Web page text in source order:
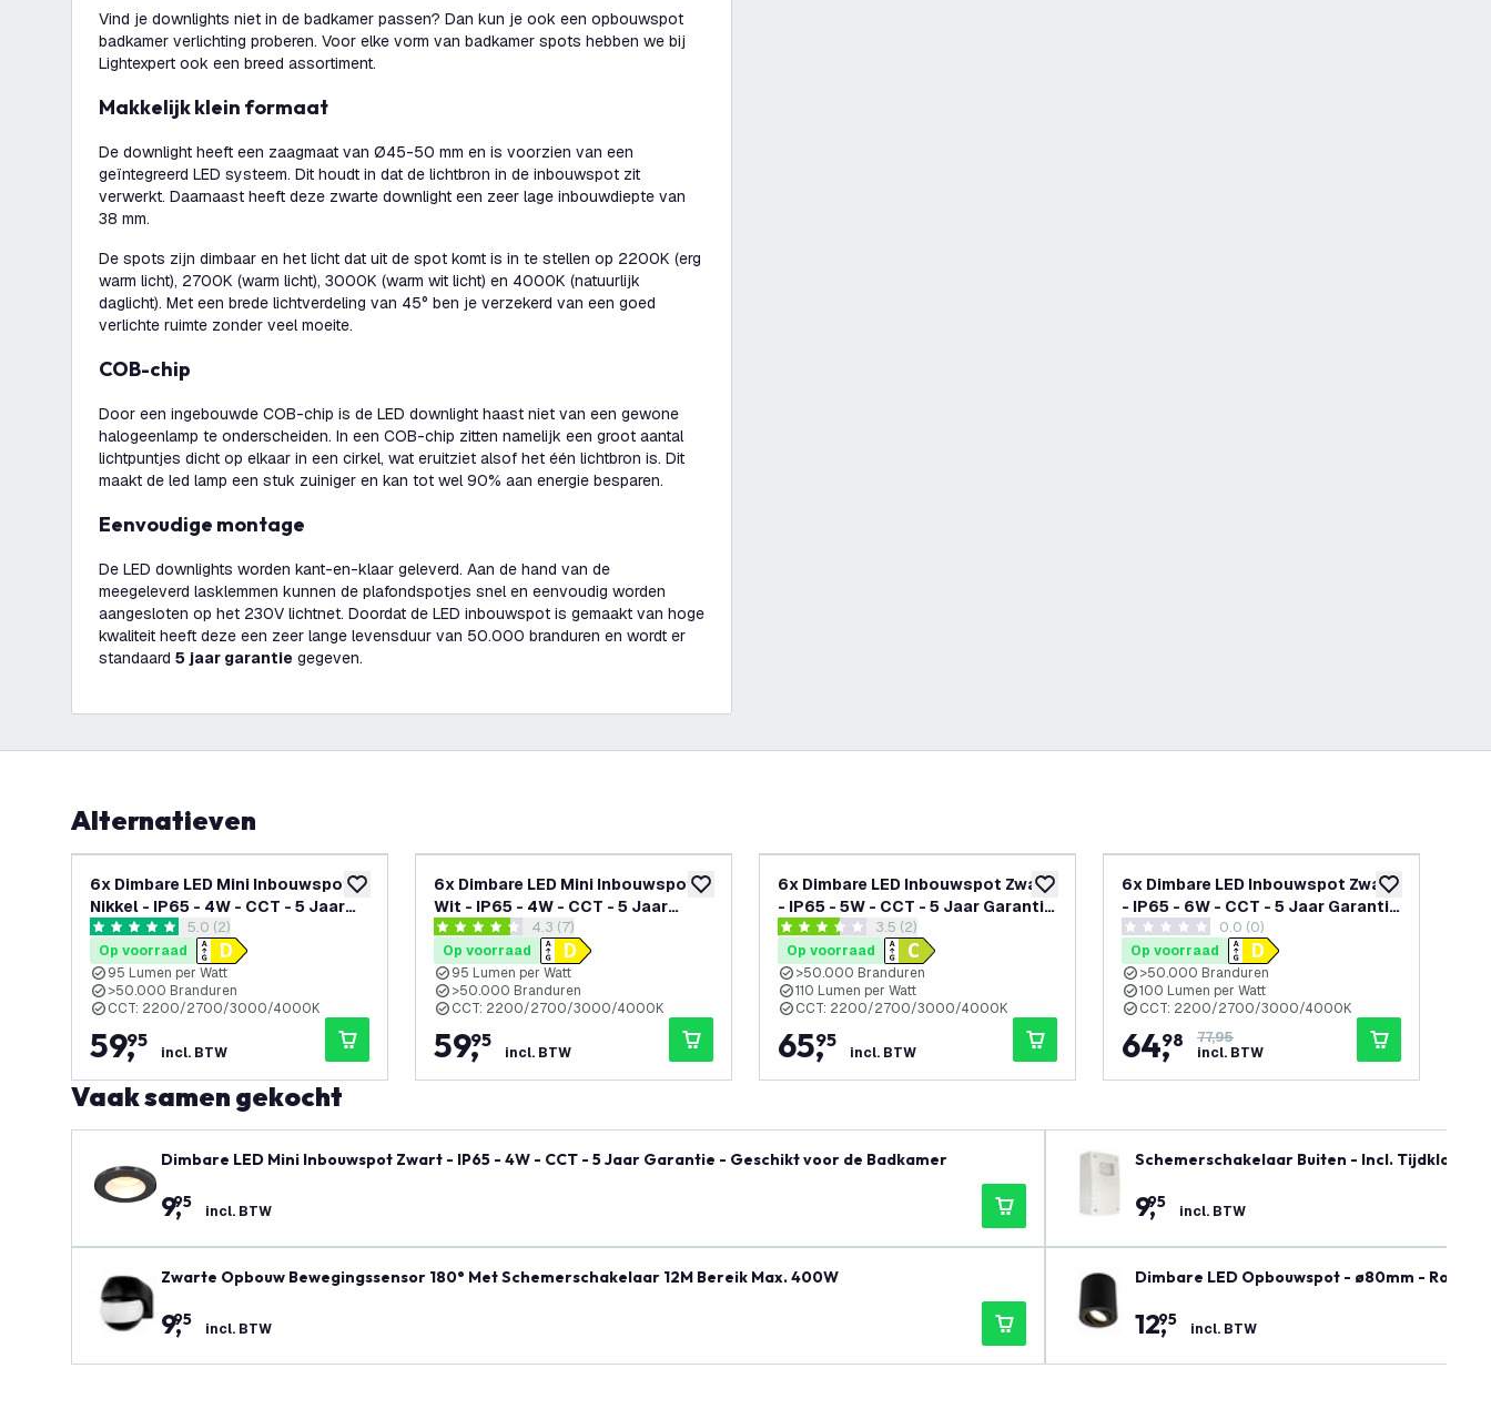
Vind je downlights niet in de badkamer passen? Dan kun je ook een opbouwspot
badkamer verlichting proberen. Voor elke vorm van badkamer spots hebben we bij
Lightexpert ook een breed assortiment.
Makkelijk klein formaat
De downlight heeft een zaagmaat van Ø45-50 mm en is voorzien van een
geïntegreerd LED systeem. Dit houdt in dat de lichtbron in de inbouwspot zit
verwerkt. Daarnaast heeft deze zwarte downlight een zeer lage inbouwdiepte van
38 mm.
De spots zijn dimbaar en het licht dat uit de spot komt is in te stellen op 2200K (erg
warm licht), 2700K (warm licht), 3000K (warm wit licht) en 4000K (natuurlijk
daglicht). Met een brede lichtverdeling van 45° ben je verzekerd van een goed
verlichte ruimte zonder veel moeite.
COB-chip
Door een ingebouwde COB-chip is de LED downlight haast niet van een gewone
halogeenlamp te onderscheiden. In een COB-chip zitten namelijk een groot aantal
lichtpuntjes dicht op elkaar in een cirkel, wat eruitziet alsof het één lichtbron is. Dit
maakt de led lamp een stuk zuiniger en kan tot wel 90% aan energie besparen.
Eenvoudige montage
De LED downlights worden kant-en-klaar geleverd. Aan de hand van de
meegeleverd lasklemmen kunnen de plafondspotjes snel en eenvoudig worden
aangesloten op het 230V lichtnet. Doordat de LED inbouwspot is gemaakt van hoge
kwaliteit heeft deze een zeer lange levensduur van 50.000 branduren en wordt er
standaard 5 jaar garantie gegeven.
Alternatieven
toevoegen aan verlanglijst
6x Dimbare LED Mini Inbouwspot
Nikkel - IP65 - 4W - CCT - 5 Jaar
Garantie - Geschikt voor de
Badkamer
reviews drawer openen
5 score sterren5.0 (2)
Op voorraad
95 Lumen per Watt
>50.000 Branduren
CCT: 2200/2700/3000/4000K
59,
95
incl. BTW
toevoegen aan verlanglijst
6x Dimbare LED Mini Inbouwspot
Wit - IP65 - 4W - CCT - 5 Jaar
Garantie - Geschikt voor de
Badkamer
reviews drawer openen
4.3 score sterren4.3 (7)
Op voorraad
95 Lumen per Watt
>50.000 Branduren
CCT: 2200/2700/3000/4000K
59,
95
incl. BTW
toevoegen aan verlanglijst
6x Dimbare LED Inbouwspot Zwart
- IP65 - 5W - CCT - 5 Jaar Garantie
- Geschikt voor de Badkamer
reviews drawer openen
3.5 score sterren3.5 (2)
Op voorraad
>50.000 Branduren
110 Lumen per Watt
CCT: 2200/2700/3000/4000K
65,
95
incl. BTW
toevoegen aan
6x Dimbare LED Inbouwspot Zwart
- IP65 - 6W - CCT - 5 Jaar Garantie
- Geschikt voor de Badkamer
0 score sterren0.0 (0)
Op voorraad
>50.000 Branduren
100 Lumen per Watt
CCT: 2200/2700/3000/4000K
64,
98
77,95
incl. BTW
Vaak samen gekocht
Dimbare LED Mini Inbouwspot Zwart - IP65 - 4W - CCT - 5 Jaar Garantie - Geschikt voor de Badkamer
9,
95 incl. BTW
Zwarte Opbouw Bewegingssensor 180° Met Schemerschakelaar 12M Bereik Max. 400W
9,
95 incl. BTW
Schemerschakelaar Buiten - Incl. Tijdklok
9,
95 incl. BTW
Dimbare LED Opbouwspot - ø80mm - Rond
12,
95 incl. BTW